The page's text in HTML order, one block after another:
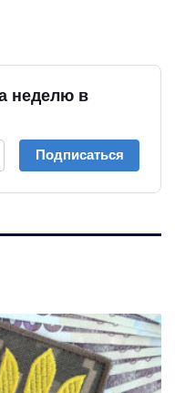
неделю в
Подписаться